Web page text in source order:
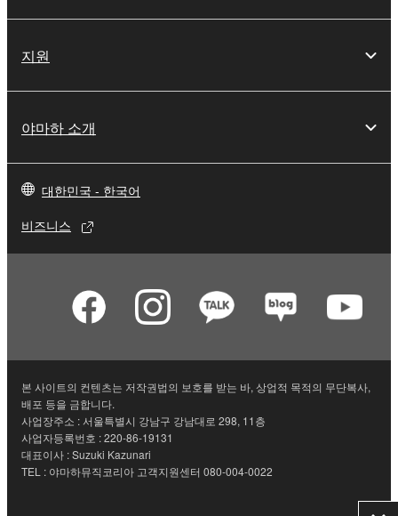
지원
야마하 소개
대한민국 - 한국어
비즈니스
본 사이트의 컨텐츠는 저작권법의 보호를 받는 바, 상업적 목적의 무단복사,
배포 등을 금합니다.
사업장주소 : 서울특별시 강남구 강남대로 298, 11층
사업자등록번호 : 220-86-19131
대표이사 : Suzuki Kazunari
TEL : 야마하뮤직코리아 고객지원센터 080-004-0022